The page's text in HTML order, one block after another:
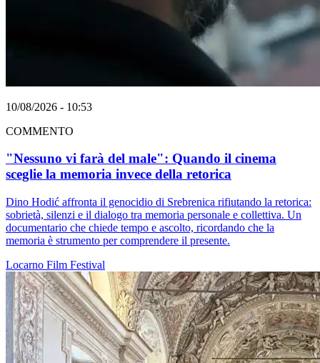
10/08/2026 - 10:53
COMMENTO
"Nessuno vi farà del male": Quando il cinema
sceglie la memoria invece della retorica
Dino Hodić affronta il genocidio di Srebrenica rifiutando la retorica:
sobrietà, silenzi e il dialogo tra memoria personale e collettiva. Un
documentario che chiede tempo e ascolto, ricordando che la
memoria è strumento per comprendere il presente.
Locarno Film Festival